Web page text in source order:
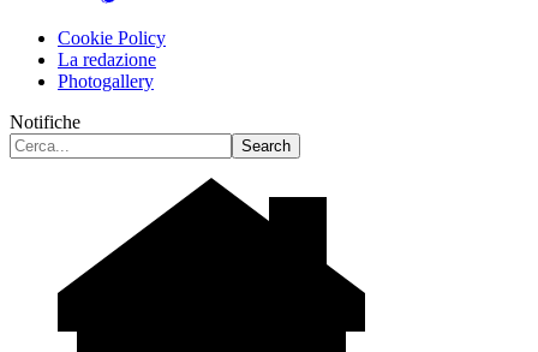
Cookie Policy
La redazione
Photogallery
Notifiche